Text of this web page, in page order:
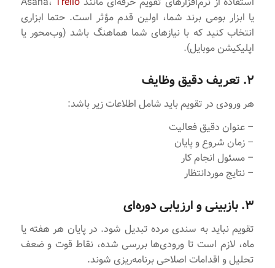
یا ابزار بومی برند شما، اولین قدم مؤثر است. حتما ابزاری
انتخاب کنید که با نیازهای شما هماهنگ باشد (وب‌محور یا
اپلیکیشن موبایل).
۲. تعریف دقیق وظایف
هر ورودی در تقویم باید شامل اطلاعات زیر باشد:
– عنوان دقیق فعالیت
– زمان شروع و پایان
– مسئول انجام کار
– نتایج موردانتظار
۳. بازبینی و ارزیابی دوره‌ای
تقویم نباید به سندی مرده تبدیل شود. در پایان هر هفته یا
ماه، لازم است تا ورودی‌ها بررسی شده، نقاط قوت و ضعف
تحلیل و اقدامات اصلاحی برنامه‌ریزی شوند.